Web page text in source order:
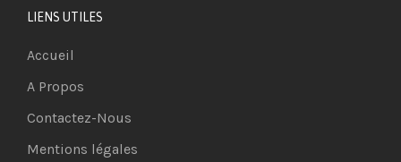
LIENS UTILES
Accueil
A Propos
Contactez-Nous
Mentions légales